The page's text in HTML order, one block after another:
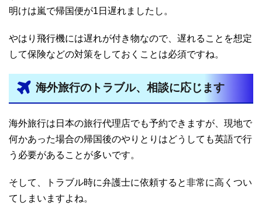
明けは嵐で帰国便が1日遅れましたし。
やはり飛行機には遅れが付き物なので、遅れることを想定
して保険などの対策をしておくことは必須ですね。
海外旅行のトラブル、相談に応じます
海外旅行は日本の旅行代理店でも予約できますが、現地で
何かあった場合の帰国後のやりとりはどうしても英語で行
う必要があることが多いです。
そして、トラブル時に弁護士に依頼すると非常に高くつい
てしまいますよね。